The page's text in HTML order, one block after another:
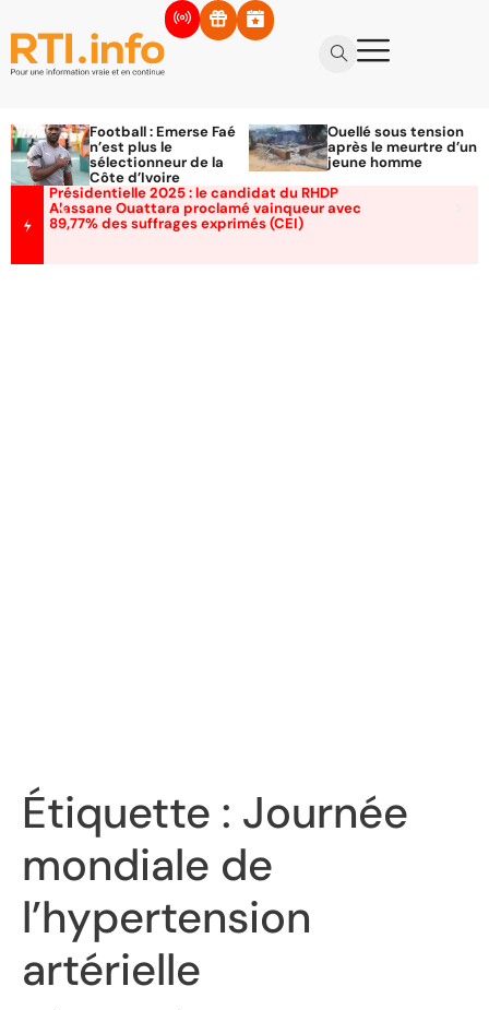
Football : Emerse Faé
n’est plus le
sélectionneur de la
Côte d’Ivoire
Ouellé sous tension
après le meurtre d’un
jeune homme
Présidentielle 2025 : le candidat du RHDP
Alassane Ouattara proclamé vainqueur avec
89,77% des suffrages exprimés (CEI)
Étiquette : Journée
mondiale de
l’hypertension
artérielle